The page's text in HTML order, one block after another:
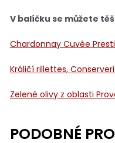
V balíčku se můžete
Chardonnay Cuvée
Králičí rillettes,
Zelené olivy z oblasti